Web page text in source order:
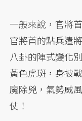
一般來說，官將
官將首的點兵遣
八卦的陣式變化
黃色虎斑，身披
魔除兇，氣勢威
仗！